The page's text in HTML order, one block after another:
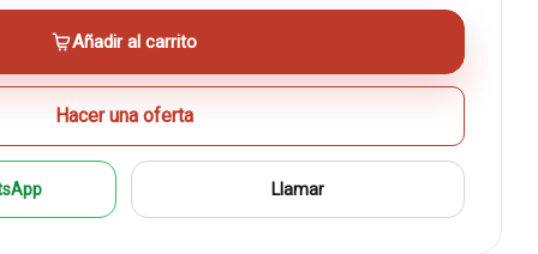
Añadir al carrito
Hacer una oferta
Llamar